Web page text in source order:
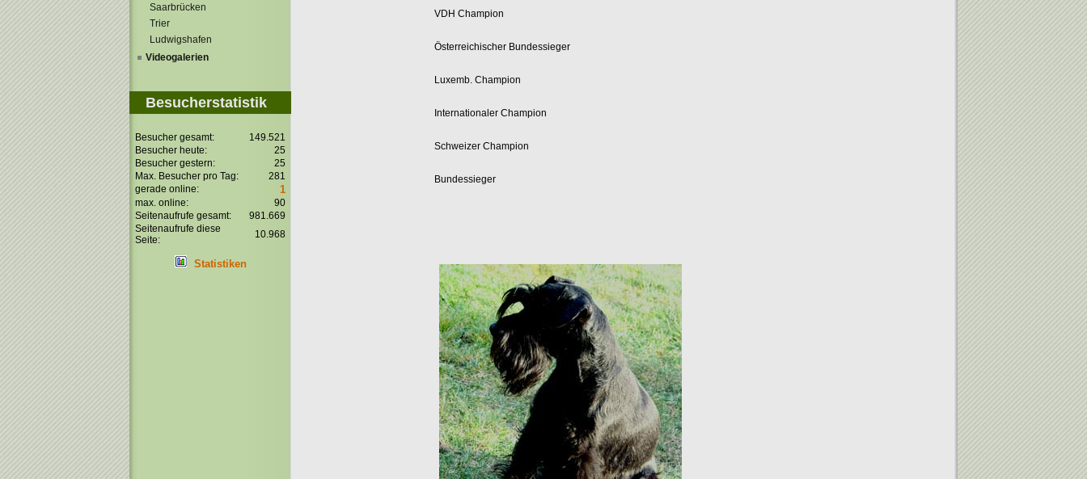
Saarbrücken
Trier
Ludwigshafen
Videogalerien
Besucherstatistik
Besucher gesamt:
149.521
Besucher heute:
25
Besucher gestern:
25
Max. Besucher pro Tag:
281
gerade online:
1
max. online:
90
Seitenaufrufe gesamt:
981.669
Seitenaufrufe diese
Seite:
10.968
Statistiken
VDH Champion
Österreichischer Bundessieger
Luxemb. Champion
Internationaler Champion
Schweizer Champion
Bundessieger